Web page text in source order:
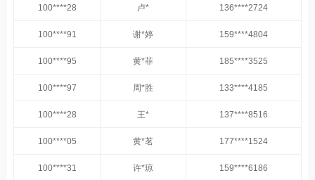
100****28 卢* 136****2724
100****91 谢*婷 159****4804
100****95 黄*菲 185****3525
100****97 周*胜 133****4185
100****28 王* 137****8516
100****05 黄*茗 177****1524
100****31 许*琼 159****6186